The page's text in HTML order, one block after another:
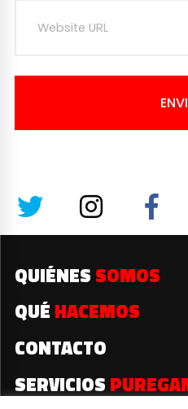
QUIÉNES SOMOS
QUÉ HACEMOS
CONTACTO
SERVICIOS